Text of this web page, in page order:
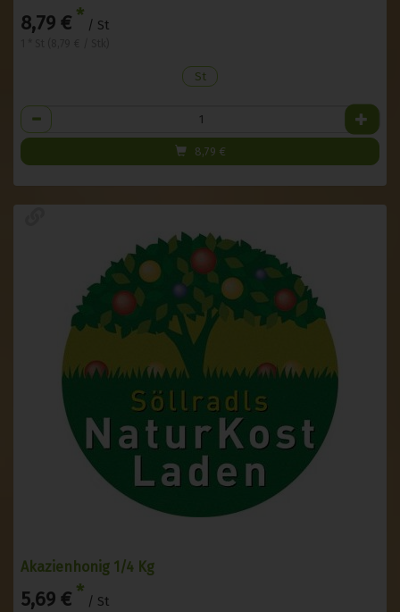
8,79 € * / St
St
Anzahl
8,79 €
Akazienhonig 1/4 Kg
5,69 € * / St